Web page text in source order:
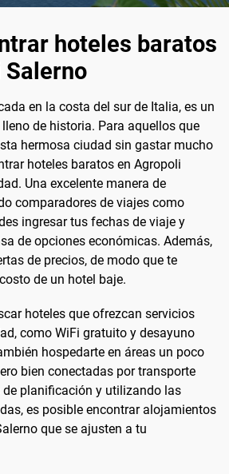
hoteles baratos
en la costa del sur de Italia, es un
de historia. Para aquellos que
hermosa ciudad sin gastar mucho
hoteles baratos en Agropoli
Una excelente manera de
comparadores de viajes como
ingresar tus fechas de viaje y
de opciones económicas. Además,
de precios, de modo que te
de un hotel baje.
hoteles que ofrezcan servicios
como WiFi gratuito y desayuno
hospedarte en áreas un poco
bien conectadas por transporte
de planificación y utilizando las
es posible encontrar alojamientos
que se ajusten a tu